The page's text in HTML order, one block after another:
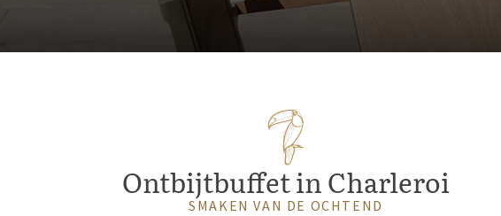
Ontbijtbuffet in Charleroi
SMAKEN VAN DE OCHTEND